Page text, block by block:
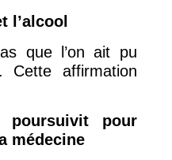
l’alcool
que l’on ait pu
Cette affirmation
poursuivit pour
médecine